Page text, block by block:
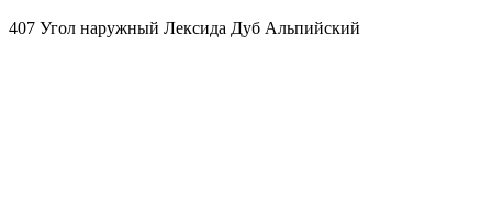
407 Угол наружный Лексида Дуб Альпийский